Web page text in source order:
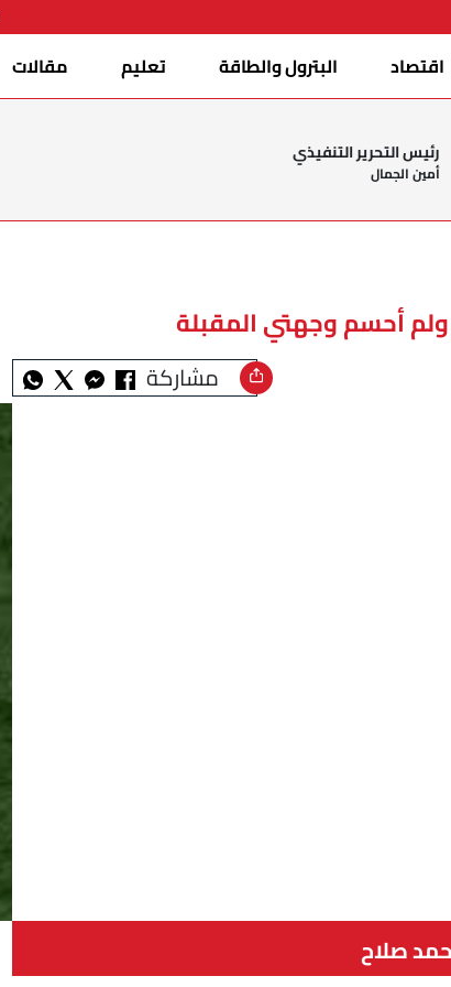
اقتصاد البترول والطاقة تعليم مقالات
رئيس التحرير التنفيذي
أمين الجمال
أحسم وجهتي المقبلة
مشاركة
صلاح